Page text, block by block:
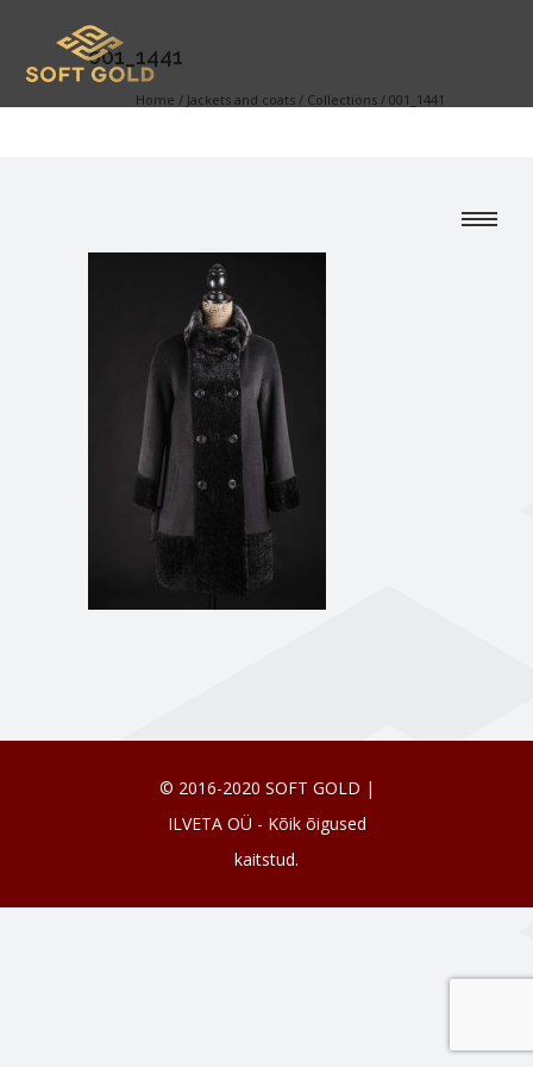
001_1441
Home / Jackets and coats / Collections / 001_1441
© 2016-2020 SOFT GOLD |
ILVETA OÜ - Kõik õigused
kaitstud.